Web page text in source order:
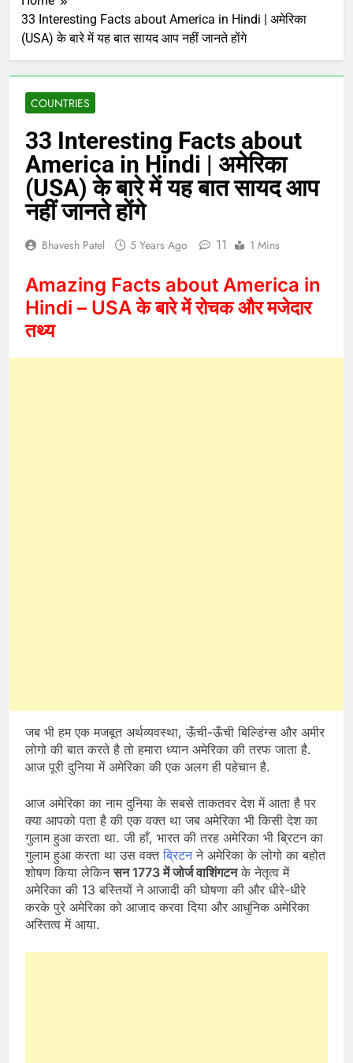
33 Interesting Facts about America in Hindi | अमेरिका
(USA) के बारे में यह बात सायद आप नहीं जानते होंगे
COUNTRIES
33 Interesting Facts about
America in Hindi | अमेरिका
(USA) के बारे में यह बात सायद आप
नहीं जानते होंगे
Bhavesh Patel 5 Years Ago 11 1 Mins
Amazing Facts about America in
Hindi – USA के बारे में रोचक और मजेदार
तथ्य
जब भी हम एक मजबूत अर्थव्यवस्था, ऊँची-ऊँची बिल्डिंग्स और अमीर
लोगो की बात करते है तो हमारा ध्यान अमेरिका की तरफ जाता है.
आज पूरी दुनिया में अमेरिका की एक अलग ही पहेचान है.
आज अमेरिका का नाम दुनिया के सबसे ताकतवर देश में आता है पर
क्या आपको पता है की एक वक्त था जब अमेरिका भी किसी देश का
गुलाम हुआ करता था. जी हाँ, भारत की तरह अमेरिका भी ब्रिटन का
गुलाम हुआ करता था उस वक्तब्रिटनने अमेरिका के लोगो का बहोत
शोषण किया लेकिनसन 1773 में जोर्ज वाशिंगटनके नेतृत्व में
अमेरिका की 13 बस्तियों ने आजादी की घोषणा की और धीरे-धीरे
करके पुरे अमेरिका को आजाद करवा दिया और आधुनिक अमेरिका
अस्तित्व में आया.